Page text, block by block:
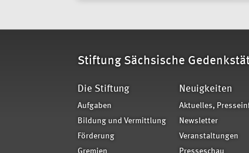
Stiftung Sächsische
Die Stiftung
Aufgaben
Bildung und Vermittlung
Förderung
Neuigkeiten
Aktuelles,
Newsletter
Veranstaltungen